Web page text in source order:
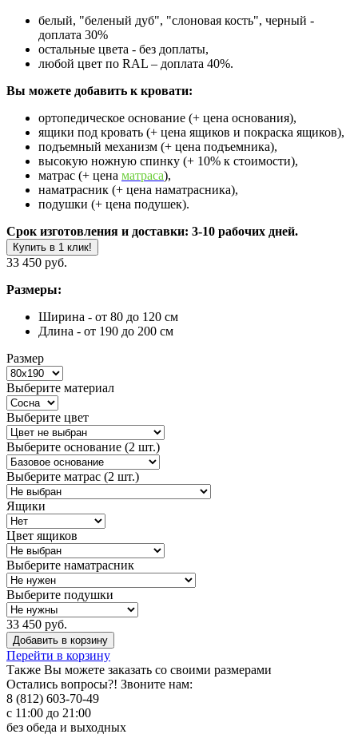
белый, "беленый дуб", "слоновая кость", черный -
доплата 30%
остальные цвета - без доплаты,
любой цвет по RAL – доплата 40%.
Вы можете добавить к кровати:
ортопедическое основание (+ цена основания),
ящики под кровать (+ цена ящиков и покраска ящиков),
подъемный механизм (+ цена подъемника),
высокую ножную спинку (+ 10% к стоимости),
матрас (+ цена матраса),
наматрасник (+ цена наматрасника),
подушки (+ цена подушек).
Срок изготовления и доставки: 3-10 рабочих дней.
Купить в 1 клик!
33 450 руб.
Размеры:
Ширина - от 80 до 120 см
Длина - от 190 до 200 см
Размер
Выберите материал
Выберите цвет
Выберите основание (2 шт.)
Выберите матрас (2 шт.)
Ящики
Цвет ящиков
Выберите наматрасник
Выберите подушки
33 450 руб.
Добавить в корзину
Перейти в корзину
Также Вы можете заказать со своими размерами
Остались вопросы?! Звоните нам:
8 (812) 603-70-49
с 11:00 до 21:00
без обеда и выходных